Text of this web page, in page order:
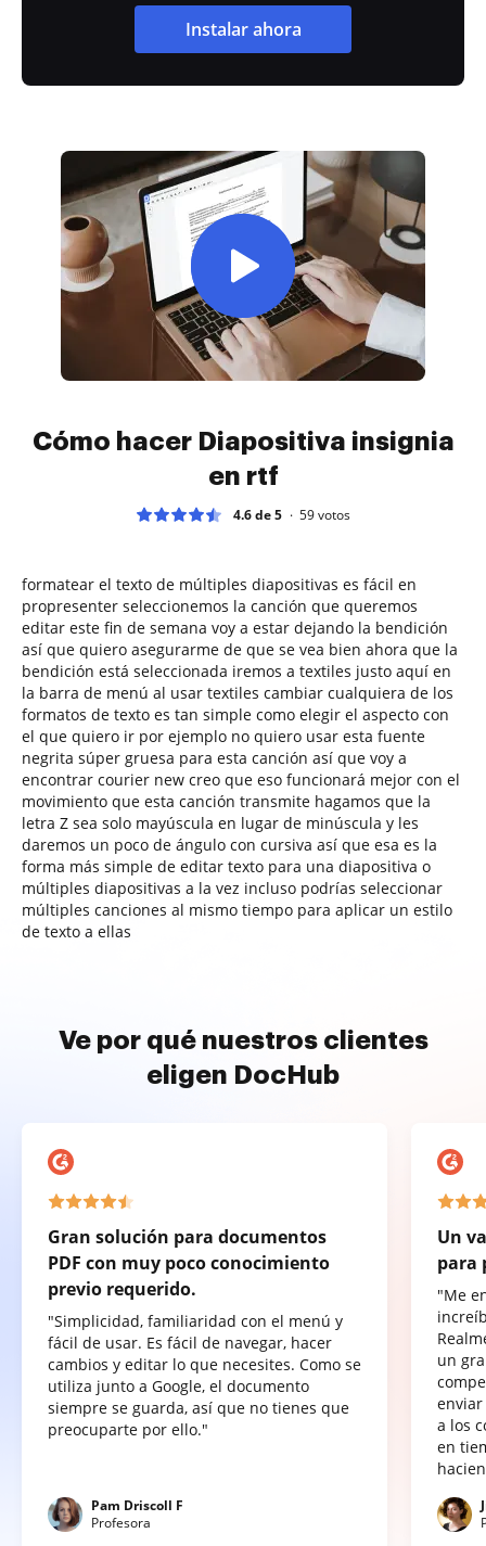
Instalar ahora
Cómo hacer Diapositiva insignia
en rtf
4.6 de 5 59votos
formatear el texto de múltiples diapositivas es fácil en
propresenter seleccionemos la canción que queremos
editar este fin de semana voy a estar dejando la bendición
así que quiero asegurarme de que se vea bien ahora que la
bendición está seleccionada iremos a textiles justo aquí en
la barra de menú al usar textiles cambiar cualquiera de los
formatos de texto es tan simple como elegir el aspecto con
el que quiero ir por ejemplo no quiero usar esta fuente
negrita súper gruesa para esta canción así que voy a
encontrar courier new creo que eso funcionará mejor con el
movimiento que esta canción transmite hagamos que la
letra Z sea solo mayúscula en lugar de minúscula y les
daremos un poco de ángulo con cursiva así que esa es la
forma más simple de editar texto para una diapositiva o
múltiples diapositivas a la vez incluso podrías seleccionar
múltiples canciones al mismo tiempo para aplicar un estilo
de texto a ellas
Ve por qué nuestros clientes
eligen DocHub
Gran solución para documentos
PDF con muy poco conocimiento
previo requerido.
"Simplicidad, familiaridad con el menú y
fácil de usar. Es fácil de navegar, hacer
cambios y editar lo que necesites. Como se
utiliza junto a Google, el documento
siempre se guarda, así que no tienes que
preocuparte por ello."
Pam Driscoll F
Profesora
Un
para
"Me
un
a los
en